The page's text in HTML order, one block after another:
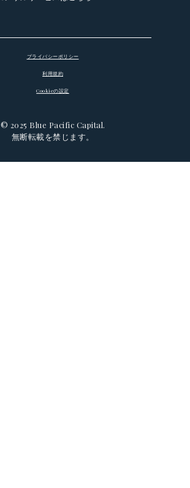
© 2025 Blue Pacific Capital.
無断転載を禁じます。
プライバシーポリシー
利用規約
Cookieの設定